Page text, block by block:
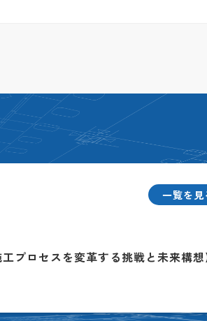
一覧を見
プロセスを変革する挑戦と未来構